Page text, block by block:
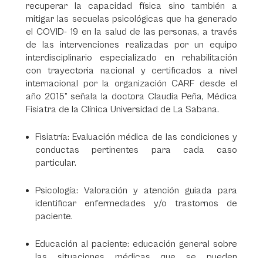
recuperar la capacidad física sino también a
mitigar las secuelas psicológicas que ha generado
el COVID- 19 en la salud de las personas, a través
de las intervenciones realizadas por un equipo
interdisciplinario especializado en rehabilitación
con trayectoria nacional y certificados a nivel
internacional por la organización CARF desde el
año 2015” señala la doctora Claudia Peña, Médica
Fisiatra de la Clínica Universidad de La Sabana.
Fisiatría: Evaluación médica de las condiciones y
conductas pertinentes para cada caso
particular.
Psicología: Valoración y atención guiada para
identificar enfermedades y/o trastornos de
paciente.
Educación al paciente: educación general sobre